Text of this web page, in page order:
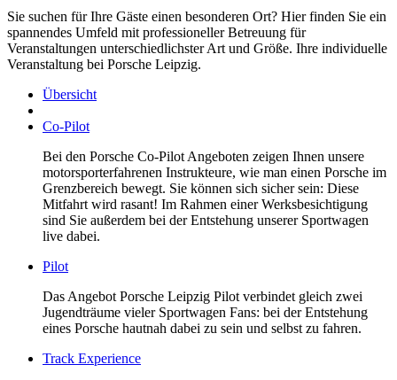
Sie suchen für Ihre Gäste einen besonderen Ort? Hier finden Sie ein
spannendes Umfeld mit professioneller Betreuung für
Veranstaltungen unterschiedlichster Art und Größe. Ihre individuelle
Veranstaltung bei Porsche Leipzig.
Übersicht
Co-Pilot
Bei den Porsche Co-Pilot Angeboten zeigen Ihnen unsere
motorsporterfahrenen Instrukteure, wie man einen Porsche im
Grenzbereich bewegt. Sie können sich sicher sein: Diese
Mitfahrt wird rasant! Im Rahmen einer Werksbesichtigung
sind Sie außerdem bei der Entstehung unserer Sportwagen
live dabei.
Pilot
Das Angebot Porsche Leipzig Pilot verbindet gleich zwei
Jugendträume vieler Sportwagen Fans: bei der Entstehung
eines Porsche hautnah dabei zu sein und selbst zu fahren.
Track Experience